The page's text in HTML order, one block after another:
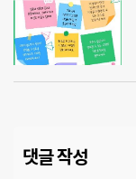
댓글 작성